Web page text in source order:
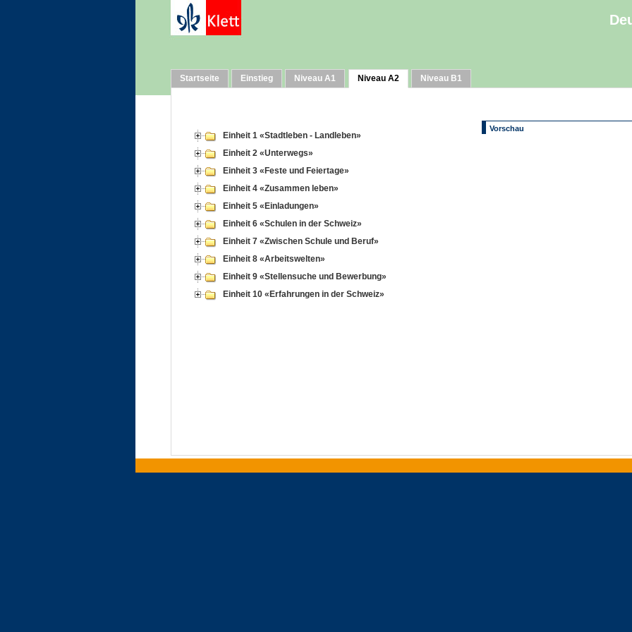
Startseite Einstieg Niveau A1 Niveau A2 Niveau B1
Einheit 1 «Stadtleben - Landleben»
Einheit 2 «Unterwegs»
Einheit 3 «Feste und Feiertage»
Einheit 4 «Zusammen leben»
Einheit 5 «Einladungen»
Einheit 6 «Schulen in der Schweiz»
Einheit 7 «Zwischen Schule und Beruf»
Einheit 8 «Arbeitswelten»
Einheit 9 «Stellensuche und Bewerbung»
Einheit 10 «Erfahrungen in der Schweiz»
Vorschau